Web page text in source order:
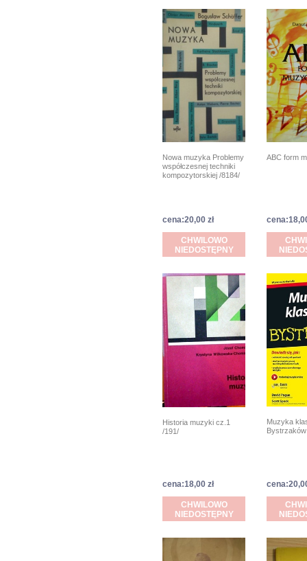
Nowa muzyka Problemy
współczesnej techniki
kompozytorskiej /8184/
cena:20,00 zł
CHWILOWO
NIEDOSTĘPNY
ABC form
Historia muzyki cz.1
/191/
cena:18,00 zł
CHWILOWO
NIEDOSTĘPNY
Muzyka